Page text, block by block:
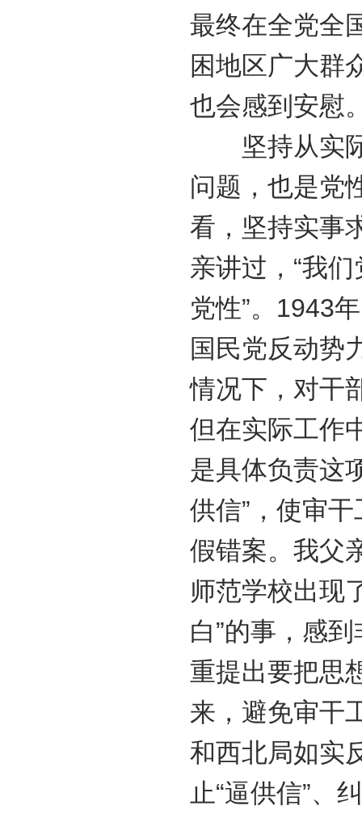
最终在全党全
困地区广大群
也会感到安慰
坚持从实际
问题，也是党
看，坚持实事
亲讲过，“我
党性”。1943
国民党反动势
情况下，对干
但在实际工作
是具体负责这
供信”，使审
假错案。我父
师范学校出现
白”的事，感
重提出要把思
来，避免审干
和西北局如实
止“逼供信”、